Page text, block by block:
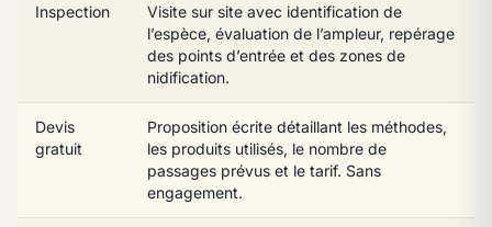
Inspection
Visite sur site avec identification de
l’espèce, évaluation de l’ampleur, repérage
des points d’entrée et des zones de
nidification.
Devis
gratuit
Proposition écrite détaillant les méthodes,
les produits utilisés, le nombre de
passages prévus et le tarif. Sans
engagement.